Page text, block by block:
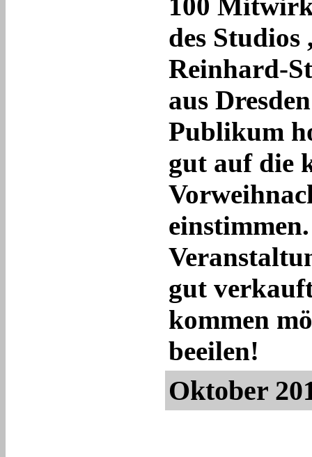
100
des Studios
Reinhard-
aus
Publikum
gut auf die
gut
kommen
beeilen!
Oktober